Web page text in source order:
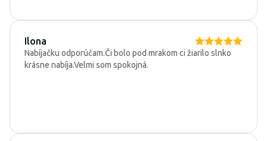
Ilona
Nabíjačku odporúčam.Či bolo pod mrakom ci žiarilo slnko
krásne nabíja.Velmi som spokojná.